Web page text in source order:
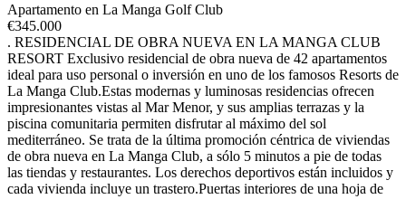
Apartamento en La Manga Golf Club
€345.000
. RESIDENCIAL DE OBRA NUEVA EN LA MANGA CLUB
RESORT Exclusivo residencial de obra nueva de 42 apartamentos
ideal para uso personal o inversión en uno de los famosos Resorts de
La Manga Club.Estas modernas y luminosas residencias ofrecen
impresionantes vistas al Mar Menor, y sus amplias terrazas y la
piscina comunitaria permiten disfrutar al máximo del sol
mediterráneo. Se trata de la última promoción céntrica de viviendas
de obra nueva en La Manga Club, a sólo 5 minutos a pie de todas
las tiendas y restaurantes. Los derechos deportivos están incluidos y
cada vivienda incluye un trastero.Puertas interiores de una hoja de